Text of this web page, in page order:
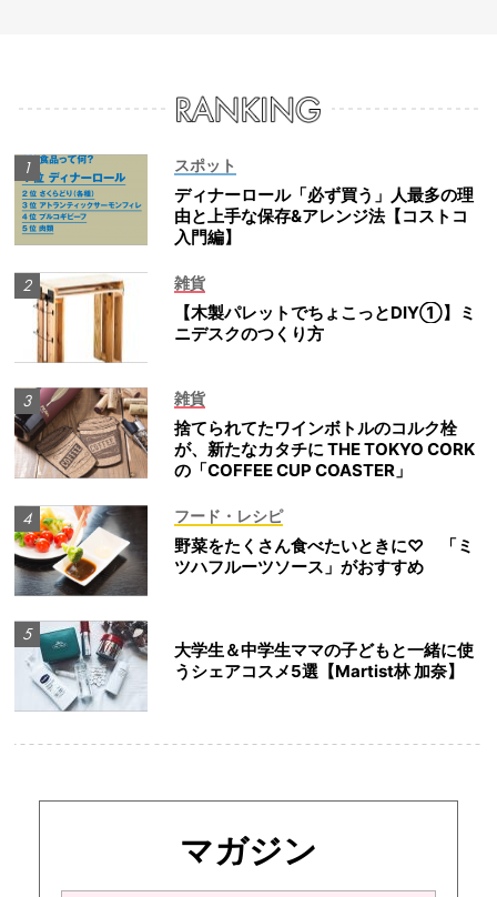
スポット
ディナーロール「必ず買う」人最多の理
由と上手な保存&アレンジ法【コストコ
入門編】
雑貨
【木製パレットでちょこっとDIY①】ミ
ニデスクのつくり方
雑貨
捨てられてたワインボトルのコルク栓
が、新たなカタチに THE TOKYO CORK
の「COFFEE CUP COASTER」
フード・レシピ
野菜をたくさん食べたいときに♡ 「ミ
ツハフルーツソース」がおすすめ
大学生＆中学生ママの子どもと一緒に使
うシェアコスメ5選【Martist林 加奈】
マガジン